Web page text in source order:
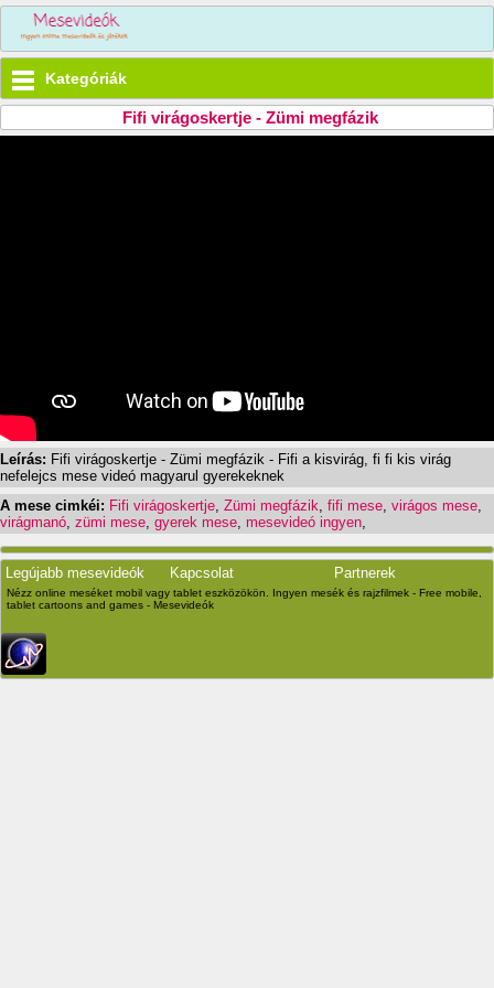
Kategóriák
Fifi virágoskertje - Zümi megfázik
Leírás: Fifi virágoskertje - Zümi megfázik - Fifi a kisvirág, fi fi kis virág
nefelejcs mese videó magyarul gyerekeknek
A mese cimkéi: Fifi virágoskertje Zümi megfázik fifi mese virágos mese
virágmanó zümi mese gyerek mese mesevideó ingyen
Legújabb mesevideók Kapcsolat Partnerek
Nézz online meséket mobil vagy tablet eszközökön. Ingyen mesék és rajzfilmek - Free mobile,
tablet cartoons and games - Mesevideók